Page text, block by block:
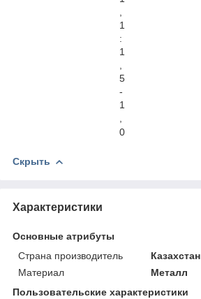
1
:
1
5
-
1
0
Скрыть
Характеристики
Основные атрибуты
Страна производитель
Казахстан
Материал
Металл
Пользовательские характеристики